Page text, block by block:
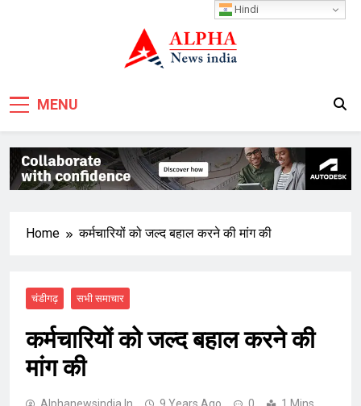
MENU
Home कर्मचारियों को जल्द बहाल करने की मांग की
चंडीगढ़ सभी समाचार
कर्मचारियों को जल्द बहाल करने की
मांग की
Alphanewsindia.in 9 Years Ago 0 1 Mins
Hindi